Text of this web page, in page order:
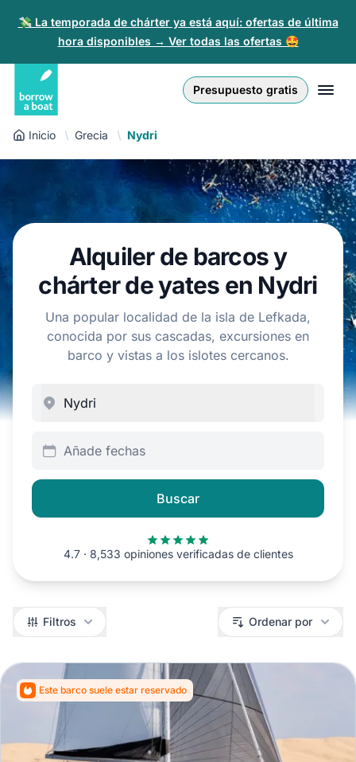
💸 La temporada de chárter ya está aquí: ofertas de última
hora disponibles → Ver todas las ofertas 🤩
Presupuesto gratis
Iniciar sesión
Regístrate
Para partners
Ayuda
€ EUR
Złoty
English (UK)
Nederlands
Español
Polski
Inicio Grecia Nydri
Alquiler de barcos y
chárter de yates en Nydri
Una popular localidad de la isla de Lefkada,
conocida por sus cascadas, excursiones en
barco y vistas a los islotes cercanos.
Añade fechas
Buscar
4.7 · 8,533 opiniones verificadas de clientes
Filtros Filtros Ordenar por
Este barco suele estar reservado